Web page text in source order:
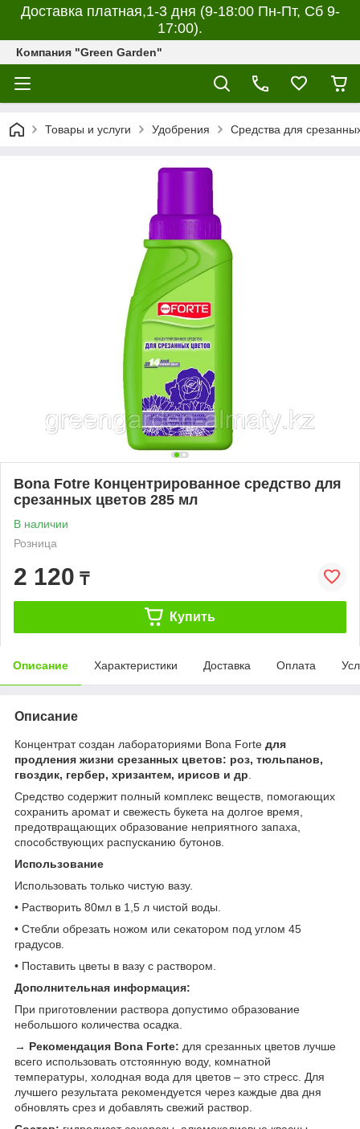
Доставка платная,1-3 дня (9-18:00 Пн-Пт, Сб 9-
17:00).
Компания "Green Garden"
Товары и услуги Удобрения Средства для
Bona Fotre Концентрированное средство для
срезанных цветов 285 мл
В наличии
Розница
2 120 ₸
Купить
Описание Характеристики Доставка Оплата
Описание
Концентрат создан лабораториями Bona Forte для
продления жизни срезанных цветов: роз, тюльпанов,
гвоздик, гербер, хризантем, ирисов и др
Средство содержит полный комплекс веществ, помогающих
сохранить аромат и свежесть букета на долгое время,
предотвращающих образование неприятного запаха,
способствующих распусканию бутонов.
Использование
Использовать только чистую вазу.
• Растворить 80мл в 1,5 л чистой воды.
• Стебли обрезать ножом или секатором под углом 45
градусов.
• Поставить цветы в вазу с раствором.
Дополнительная информация:
При приготовлении раствора допустимо образование
небольшого количества осадка.
→ Рекомендация Bona Forte: для срезанных цветов лучше
всего использовать отстоянную воду, комнатной
температуры, холодная вода для цветов – это стресс. Для
лучшего результата рекомендуется через каждые два дня
обновлять срез и добавлять свежий раствор.